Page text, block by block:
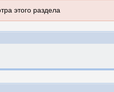
этого раздела